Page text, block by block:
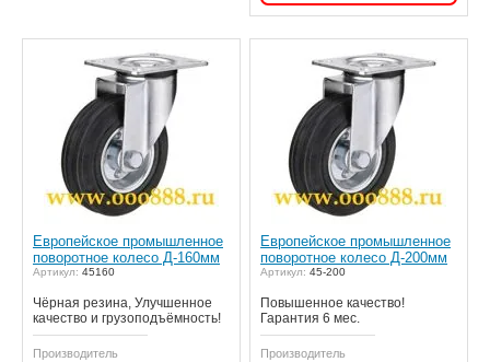
Европейское промышленное
поворотное колесо Д-160мм
Артикул: 45160
Чёрная резина, Улучшенное
качество и грузоподъёмность!
Производитель
Европейское промышленное
поворотное колесо Д-200мм
Артикул: 45-200
Повышенное качество!
Гарантия 6 мес.
Производитель